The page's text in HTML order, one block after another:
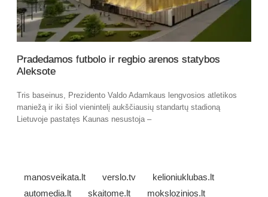
Pradedamos futbolo ir regbio arenos statybos
Aleksote
Tris baseinus, Prezidento Valdo Adamkaus lengvosios atletikos
maniežą ir iki šiol vienintelį aukščiausių standartų stadioną
Lietuvoje pastatęs Kaunas nesustoja –
manosveikata.lt verslo.tv
kelioniuklubas.lt
automedia.lt
skaitome.lt mokslozinios.lt